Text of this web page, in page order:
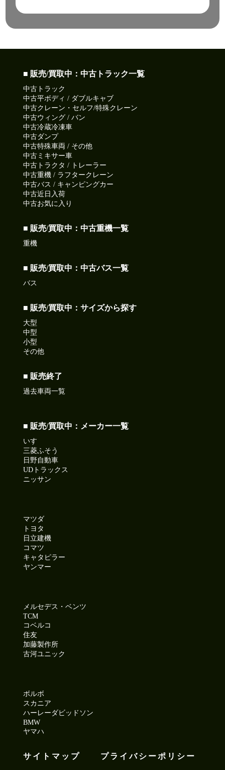
■ 販売/買取中：中古トラック一覧
中古トラック
中古平ボディ / ダブルキャブ
中古クレーン・セルフ/特殊クレーン
中古ウィング / バン
中古冷蔵冷凍車
中古ダンプ
中古特殊車両 / その他
中古ミキサー車
中古トラクタ / トレーラー
中古重機 / ラフタークレーン
中古バス / キャンピングカー
中古近日入荷
中古お気に入り
■ 販売/買取中：中古重機一覧
重機
■ 販売/買取中：中古バス一覧
バス
■ 販売/買取中：サイズから探す
大型
中型
小型
その他
■ 販売終了
過去車両一覧
■ 販売/買取中：メーカー一覧
いすゞ
三菱ふそう
日野自動車
UDトラックス
ニッサン
マツダ
トヨタ
日立建機
コマツ
キャタピラー
ヤンマー
メルセデス・ベンツ
TCM
コベルコ
住友
加藤製作所
古河ユニック
ボルボ
スカニア
ハーレーダビッドソン
BMW
ヤマハ
サイトマップ プライバシーポリシー